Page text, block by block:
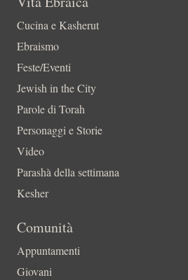
Cucina e Kasherut
Ebraismo
Feste/Eventi
Jewish in the City
Parole di Torah
Personaggi e Storie
Video
Parashà della settimana
Kesher
Comunità
Appuntamenti
Giovani